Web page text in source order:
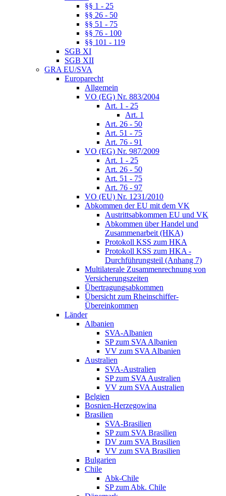
§§ 1 - 25
§§ 26 - 50
§§ 51 - 75
§§ 76 - 100
§§ 101 - 119
SGB XI
SGB XII
GRA EU/SVA
Europarecht
Allgemein
VO (EG) Nr. 883/2004
Art. 1 - 25
Art. 1
Art. 26 - 50
Art. 51 - 75
Art. 76 - 91
VO (EG) Nr. 987/2009
Art. 1 - 25
Art. 26 - 50
Art. 51 - 75
Art. 76 - 97
VO (EU) Nr. 1231/2010
Abkommen der EU mit dem VK
Austrittsabkommen EU und VK
Abkommen über Handel und
Zusammenarbeit (HKA)
Protokoll KSS zum HKA
Protokoll KSS zum HKA -
Durchführungsteil (Anhang 7)
Multilaterale Zusammenrechnung von
Versicherungszeiten
Übertragungsabkommen
Übersicht zum Rheinschiffer-
Übereinkommen
Länder
Albanien
SVA-Albanien
SP zum SVA Albanien
VV zum SVA Albanien
Australien
SVA-Australien
SP zum SVA Australien
VV zum SVA Australien
Belgien
Bosnien-Herzegowina
Brasilien
SVA-Brasilien
SP zum SVA Brasilien
DV zum SVA Brasilien
VV zum SVA Brasilien
Bulgarien
Chile
Abk-Chile
SP zum Abk. Chile